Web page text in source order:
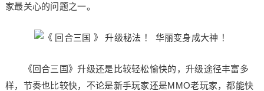
家最关心的问题之一。
《回合三国》升级还是比较轻松愉快的，升级途径丰富多
样，节奏也比较快，不论是新手玩家还是MMO老玩家，都能快